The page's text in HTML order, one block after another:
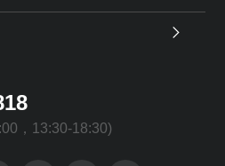
，13:30-18:30)